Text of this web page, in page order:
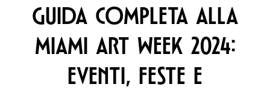
GUIDA COMPLETA ALLA
MIAMI ART WEEK 2024:
EVENTI, FESTE E